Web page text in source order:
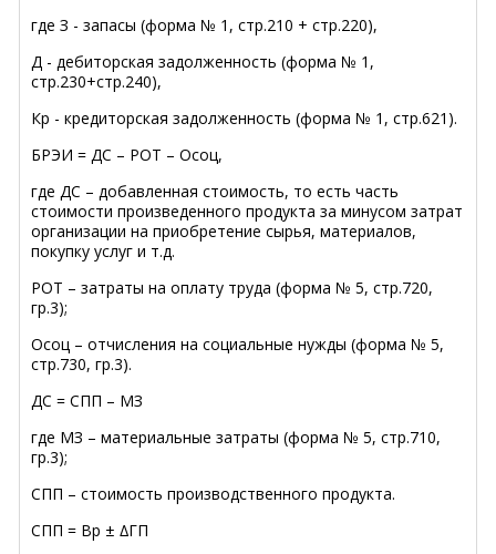
где З - запасы (форма № 1, стр.210 + стр.220),
Д - дебиторская задолженность (форма № 1,
стр.230+стр.240),
Кр - кредиторская задолженность (форма № 1, стр.621).
БРЭИ = ДС – РОТ – Осоц,
где ДС – добавленная стоимость, то есть часть
стоимости произведенного продукта за минусом затрат
организации на приобретение сырья, материалов,
покупку услуг и т.д.
РОТ – затраты на оплату труда (форма № 5, стр.720,
гр.3);
Осоц – отчисления на социальные нужды (форма № 5,
стр.730, гр.3).
ДС = СПП – МЗ
где МЗ – материальные затраты (форма № 5, стр.710,
гр.3);
СПП – стоимость производственного продукта.
СПП = Вр ± ∆ГП